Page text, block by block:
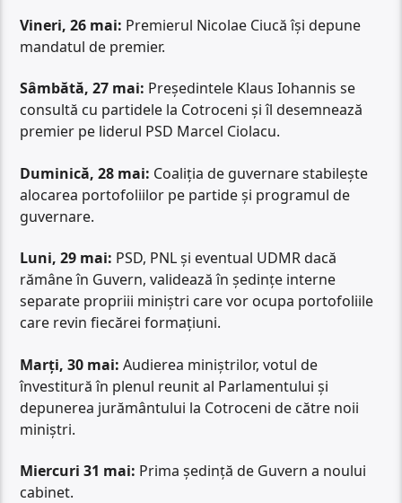
Vineri, 26 mai: Premierul Nicolae Ciucă își depune
mandatul de premier.
Sâmbătă, 27 mai: Președintele Klaus Iohannis se
consultă cu partidele la Cotroceni și îl desemnează
premier pe liderul PSD Marcel Ciolacu.
Duminică, 28 mai: Coaliția de guvernare stabilește
alocarea portofoliilor pe partide și programul de
guvernare.
Luni, 29 mai: PSD, PNL și eventual UDMR dacă
rămâne în Guvern, validează în ședințe interne
separate propriii miniștri care vor ocupa portofoliile
care revin fiecărei formațiuni.
Marți, 30 mai: Audierea miniștrilor, votul de
învestitură în plenul reunit al Parlamentului și
depunerea jurământului la Cotroceni de către noii
miniștri.
Miercuri 31 mai: Prima ședință de Guvern a noului
cabinet.